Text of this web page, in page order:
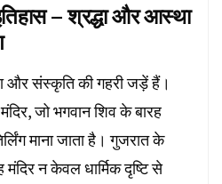
– श्रद्धा और आस्था
और संस्कृति की गहरी जड़ें हैं।
जो भगवान शिव के बारह
माना जाता है। गुजरात के
न केवल धार्मिक दृष्टि से